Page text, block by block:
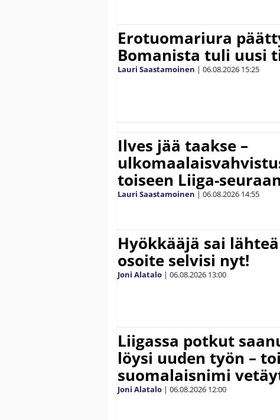
Erotuomariura
Bomanista tuli uusi
Lauri Saastamoinen | 06.08.2026 15:25
Ilves jää taakse –
toiseen Liiga-
Lauri Saastamoinen | 06.08.2026 14:55
Hyökkääjä sai
osoite selvisi nyt!
Joni Alatalo | 06.08.2026 13:00
Liigassa potkut
löysi uuden työn –
suomalaisnimi
Joni Alatalo | 06.08.2026 12:00